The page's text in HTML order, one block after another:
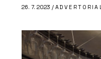
26. 7. 2023 / ADVERTORIAL